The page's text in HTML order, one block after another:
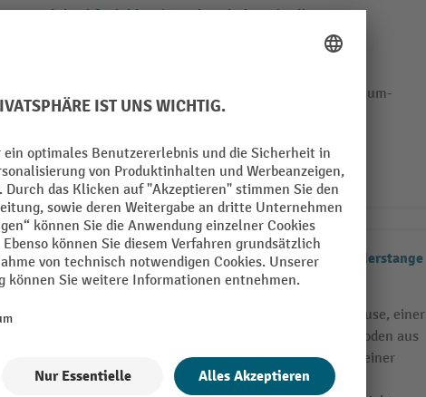
Steinbock® Kleider-/Wäschespind, 1 Abteil
Getrennte Bereiche für Kleidung und Wäsche
Sehr solider Spind aus Metall, pulver- und Zirkonium-
beschichtet
8 Varianten
bott verso Kleiderspind, mit 1 Fachboden und 1 Kleiderstange
Mit stabilem, vollverschweißtem Stahlblechgehäuse, einer
verstärkten Tür, einem höheneinstellbaren Fachboden aus
verzinktem Stahlblech (Tragfähigkeit: 75 kg) und einer
Kleiderstange